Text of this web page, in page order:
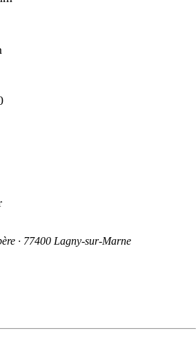
· 77400 Lagny-sur-Marne